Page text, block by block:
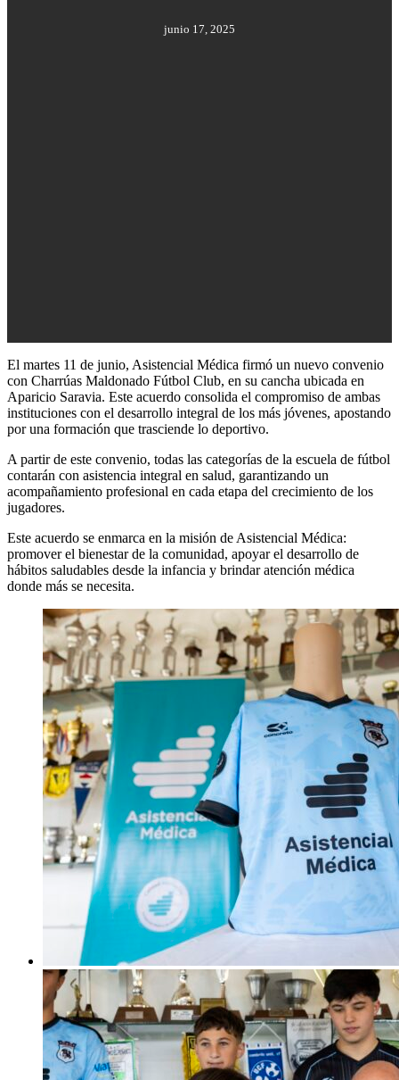
junio 17, 2025
El martes 11 de junio, Asistencial Médica firmó un nuevo convenio
con Charrúas Maldonado Fútbol Club, en su cancha ubicada en
Aparicio Saravia. Este acuerdo consolida el compromiso de ambas
instituciones con el desarrollo integral de los más jóvenes, apostando
por una formación que trasciende lo deportivo.
A partir de este convenio, todas las categorías de la escuela de fútbol
contarán con asistencia integral en salud, garantizando un
acompañamiento profesional en cada etapa del crecimiento de los
jugadores.
Este acuerdo se enmarca en la misión de Asistencial Médica:
promover el bienestar de la comunidad, apoyar el desarrollo de
hábitos saludables desde la infancia y brindar atención médica
donde más se necesita.